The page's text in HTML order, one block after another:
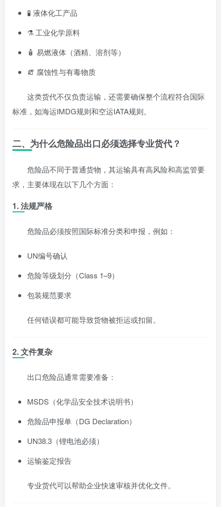
🧪 液体化工产品
⚗ 工业化学原料
🧴 易燃液体（酒精、溶剂等）
🧯 腐蚀性与有毒物质
这类货代不仅负责运输，还需要确保整个流程符合国际
标准，如海运IMDG规则和空运IATA规则。
二、为什么危险品出口必须选择专业货代？
危险品不同于普通货物，其运输具有高风险和高监管要
求，主要体现在以下几个方面：
1. 法规严格
危险品必须按照国际标准分类和申报，例如：
UN编号确认
危险等级划分（Class 1–9）
包装规范要求
任何错误都可能导致货物被拒运或扣留。
2. 文件复杂
出口危险品通常需要准备：
MSDS（化学品安全技术说明书）
危险品申报单（DG Declaration）
UN38.3（锂电池必须）
运输鉴定报告
专业货代可以帮助企业快速审核并优化文件。